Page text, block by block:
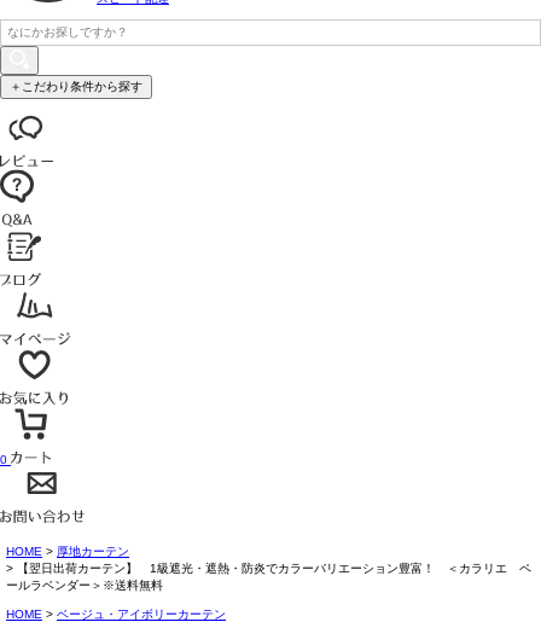
＋こだわり条件から探す
0
HOME
厚地カーテン
【翌日出荷カーテン】 1級遮光・遮熱・防炎でカラーバリエーション豊富！ ＜カラリエ ペ
ールラベンダー＞※送料無料
HOME
ベージュ・アイボリーカーテン